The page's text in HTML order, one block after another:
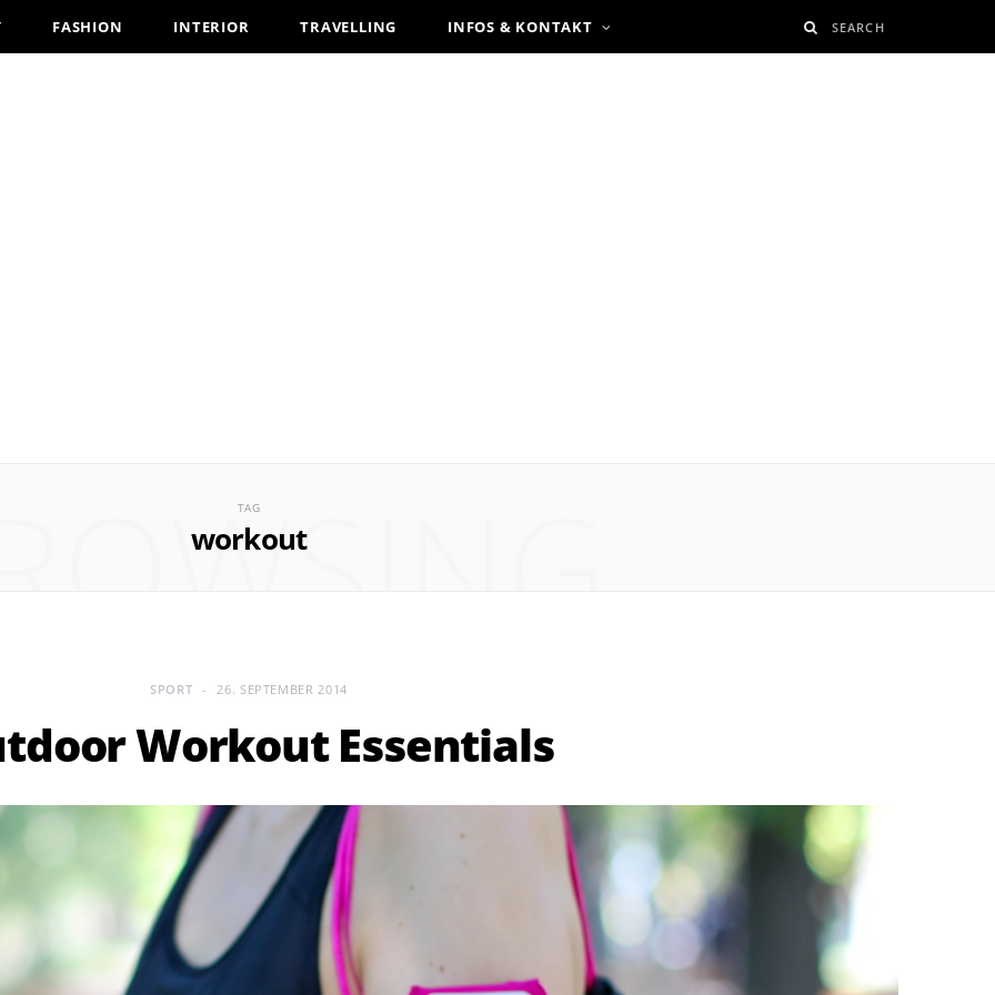
FASHION INTERIOR TRAVELLING INFOS & KONTAKT
TAG
workout
SPORT 26. SEPTEMBER 2014
Workout Essentials